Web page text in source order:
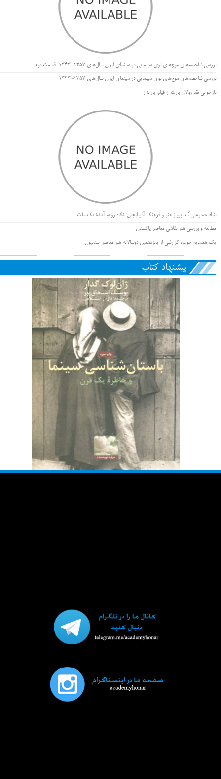
بررسی شاخصه‌های موج‌های نوی سینمایی در سینمای ایران سال‌های 1357-1343، قسمت دوم
بررسی شاخصه‌های موج‌های نوی سینمایی در سینمای ایران سال‌های 1357-1343
بازخوانی نقد رولان بارت از فیلم بارانداز
بنیاد حیدرعلی‌اُف، پرواز هنر و فرهنگ آذربایجان؛ نگاه رو به آیندۀ یک ملت
مطالعه و بررسی هنر نقاشی معاصر پاکستان
یک همسایه خوب، گزارشی از پانزدهمین دوسالانه هنر معاصر استانبول
پیشنهاد کتاب